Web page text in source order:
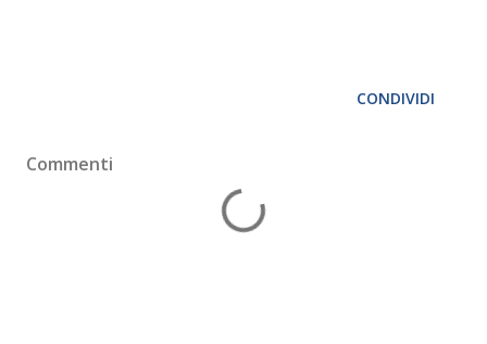
CONDIVIDI
Commenti